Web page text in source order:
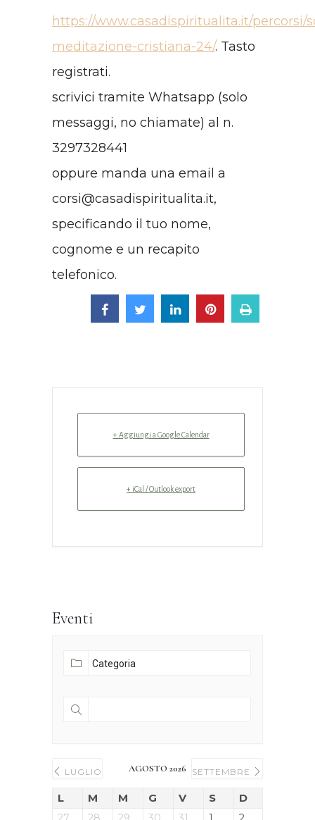
https://www.casadispiritualita.it/percorsi/
meditazione-cristiana-24/. Tasto
registrati.
scrivici tramite Whatsapp (solo
messaggi, no chiamate) al n.
3297328441
oppure manda una email a
corsi@casadispiritualita.it,
specificando il tuo nome,
cognome e un recapito
telefonico.
+ Aggiungi a Google Calendar
+ iCal / Outlook export
Eventi
LUGLIO AGOSTO 2026 SETTEMBRE
L M M G V S D